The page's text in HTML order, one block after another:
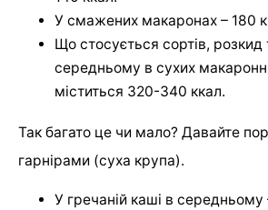
У смажених макаронах – 180
Що стосується сортів, розкид
середньому в сухих
міститься 320-340 ккал.
Так багато це чи мало? Давайте
гарнірами (суха крупа).
У гречаній каші в середньому